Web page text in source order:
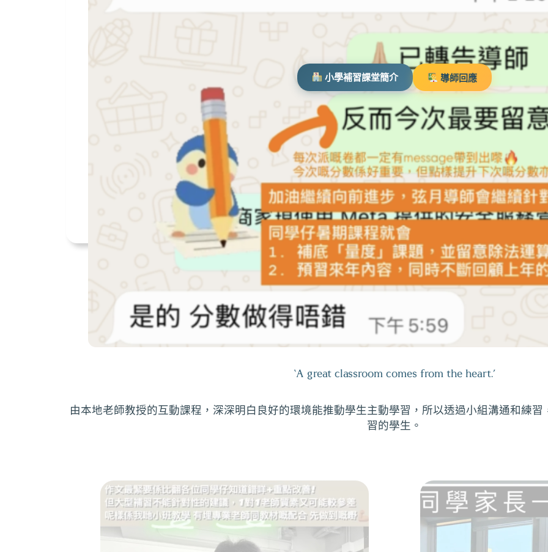
中華基督教會協和小學
小學補習課堂簡介 導師回應
20+分
無數的躍進
100%
針對性提
全方位濃縮補習課程
熱門皇牌・獨家輸入輸出記憶法
‘A great classroom comes from the heart.’
由本地老師教授的互動課程，深深明白良好的環境能推動學生主動學習，所以透過小組溝通和練
習的學生。